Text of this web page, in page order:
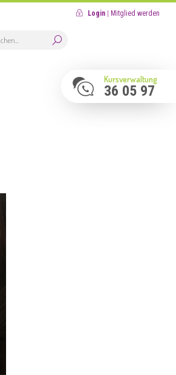
Login Mitglied werden
Kursverwaltung
36 05 97